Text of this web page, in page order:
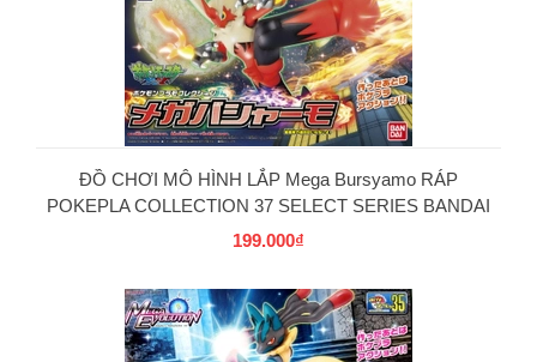
ĐỒ CHƠI MÔ HÌNH LẮP Mega Bursyamo RÁP
POKEPLA COLLECTION 37 SELECT SERIES BANDAI
199.000₫